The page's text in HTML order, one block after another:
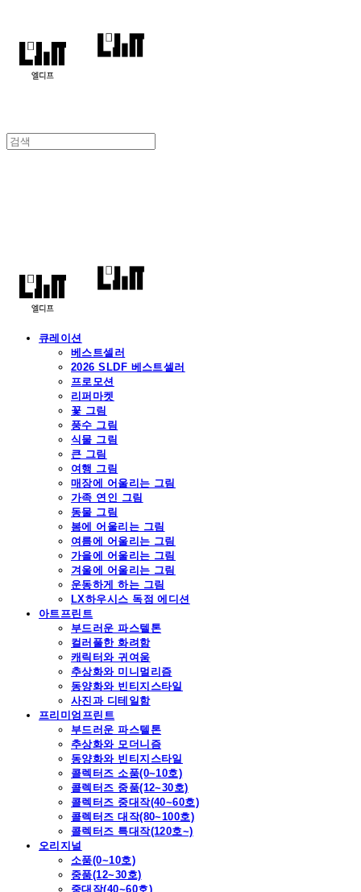
큐레이션
베스트셀러
2026 SLDF 베스트셀러
프로모션
리퍼마켓
꽃 그림
풍수 그림
식물 그림
큰 그림
여행 그림
매장에 어울리는 그림
가족 연인 그림
동물 그림
봄에 어울리는 그림
여름에 어울리는 그림
가을에 어울리는 그림
겨울에 어울리는 그림
운동하게 하는 그림
LX하우시스 독점 에디션
아트프린트
부드러운 파스텔톤
컬러풀한 화려함
캐릭터와 귀여움
추상화와 미니멀리즘
동양화와 빈티지스타일
사진과 디테일함
프리미엄프린트
부드러운 파스텔톤
추상화와 모더니즘
동양화와 빈티지스타일
콜렉터즈 소품(0~10호)
콜렉터즈 중품(12~30호)
콜렉터즈 중대작(40~60호)
콜렉터즈 대작(80~100호)
콜렉터즈 특대작(120호~)
오리지널
소품(0~10호)
중품(12~30호)
중대작(40~60호)